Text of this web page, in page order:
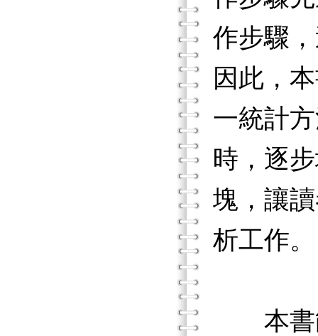
作步驟
因此，
一統計
時，逐
塊，讓
析工作。
本書能